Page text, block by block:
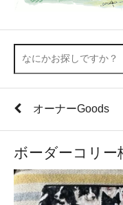
オーナーGoods
ボーダーコリ